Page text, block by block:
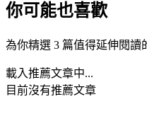
你可能也喜歡
為你精選 3 篇值得延伸閱讀
載入推薦文章中...
目前沒有推薦文章